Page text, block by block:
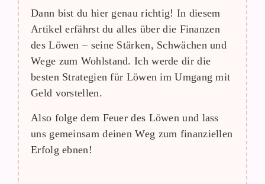
Dann bist du hier genau richtig! In diesem
Artikel erfährst du alles über die Finanzen
des Löwen – seine Stärken, Schwächen und
Wege zum Wohlstand. Ich werde dir die
besten Strategien für Löwen im Umgang mit
Geld vorstellen.
Also folge dem Feuer des Löwen und lass
uns gemeinsam deinen Weg zum finanziellen
Erfolg ebnen!